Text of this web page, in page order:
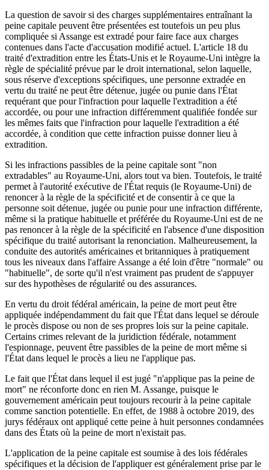
La question de savoir si des charges supplémentaires entraînant la
peine capitale peuvent être présentées est toutefois un peu plus
compliquée si Assange est extradé pour faire face aux charges
contenues dans l'acte d'accusation modifié actuel. L'article 18 du
traité d'extradition entre les États-Unis et le Royaume-Uni intègre la
règle de spécialité prévue par le droit international, selon laquelle,
sous réserve d'exceptions spécifiques, une personne extradée en
vertu du traité ne peut être détenue, jugée ou punie dans l'État
requérant que pour l'infraction pour laquelle l'extradition a été
accordée, ou pour une infraction différemment qualifiée fondée sur
les mêmes faits que l'infraction pour laquelle l'extradition a été
accordée, à condition que cette infraction puisse donner lieu à
extradition.
Si les infractions passibles de la peine capitale sont "non
extradables" au Royaume-Uni, alors tout va bien. Toutefois, le traité
permet à l'autorité exécutive de l'État requis (le Royaume-Uni) de
renoncer à la règle de la spécificité et de consentir à ce que la
personne soit détenue, jugée ou punie pour une infraction différente,
même si la pratique habituelle et préférée du Royaume-Uni est de ne
pas renoncer à la règle de la spécificité en l'absence d'une disposition
spécifique du traité autorisant la renonciation. Malheureusement, la
conduite des autorités américaines et britanniques à pratiquement
tous les niveaux dans l'affaire Assange a été loin d'être "normale" ou
"habituelle", de sorte qu'il n'est vraiment pas prudent de s'appuyer
sur des hypothèses de régularité ou des assurances.
En vertu du droit fédéral américain, la peine de mort peut être
appliquée indépendamment du fait que l'État dans lequel se déroule
le procès dispose ou non de ses propres lois sur la peine capitale.
Certains crimes relevant de la juridiction fédérale, notamment
l'espionnage, peuvent être passibles de la peine de mort même si
l'État dans lequel le procès a lieu ne l'applique pas.
Le fait que l'État dans lequel il est jugé "n'applique pas la peine de
mort" ne réconforte donc en rien M. Assange, puisque le
gouvernement américain peut toujours recourir à la peine capitale
comme sanction potentielle. En effet, de 1988 à octobre 2019, des
jurys fédéraux ont appliqué cette peine à huit personnes condamnées
dans des États où la peine de mort n'existait pas.
L'application de la peine capitale est soumise à des lois fédérales
spécifiques et la décision de l'appliquer est généralement prise par le